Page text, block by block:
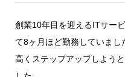
創業10年目を迎えるITサー
て8ヶ月ほど勤務していまし
高くステップアップしよう